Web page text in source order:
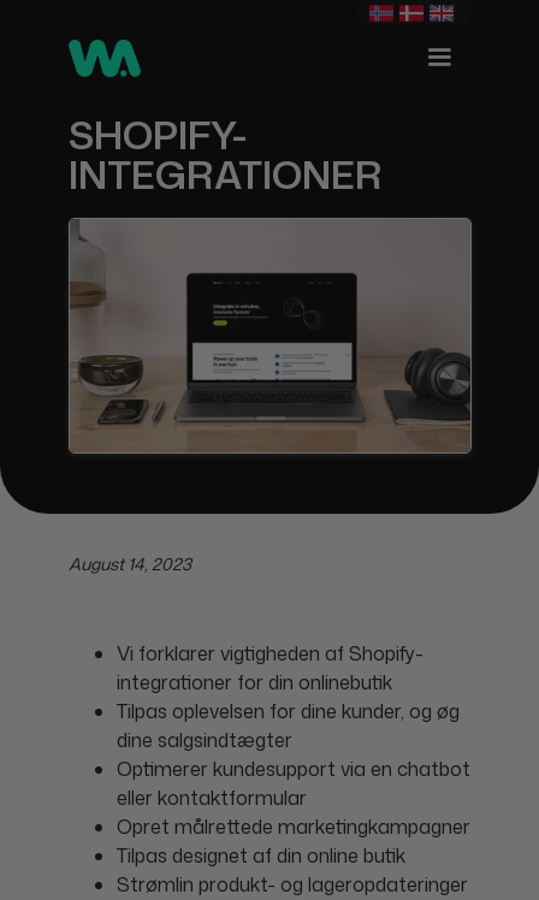
SHOPIFY-
INTEGRATIONER
August 14, 2023
Vi forklarer vigtigheden af Shopify-
integrationer for din onlinebutik
Tilpas oplevelsen for dine kunder, og øg
dine salgsindtægter
Optimerer kundesupport via en chatbot
eller kontaktformular
Opret målrettede marketingkampagner
Tilpas designet af din online butik
Strømlin produkt- og lageropdateringer